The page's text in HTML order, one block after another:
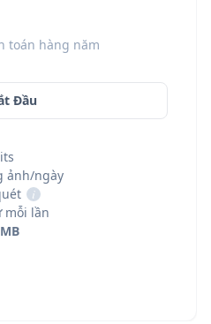
toán hàng năm
Đầu
ảnh/ngày
i
mỗi lần